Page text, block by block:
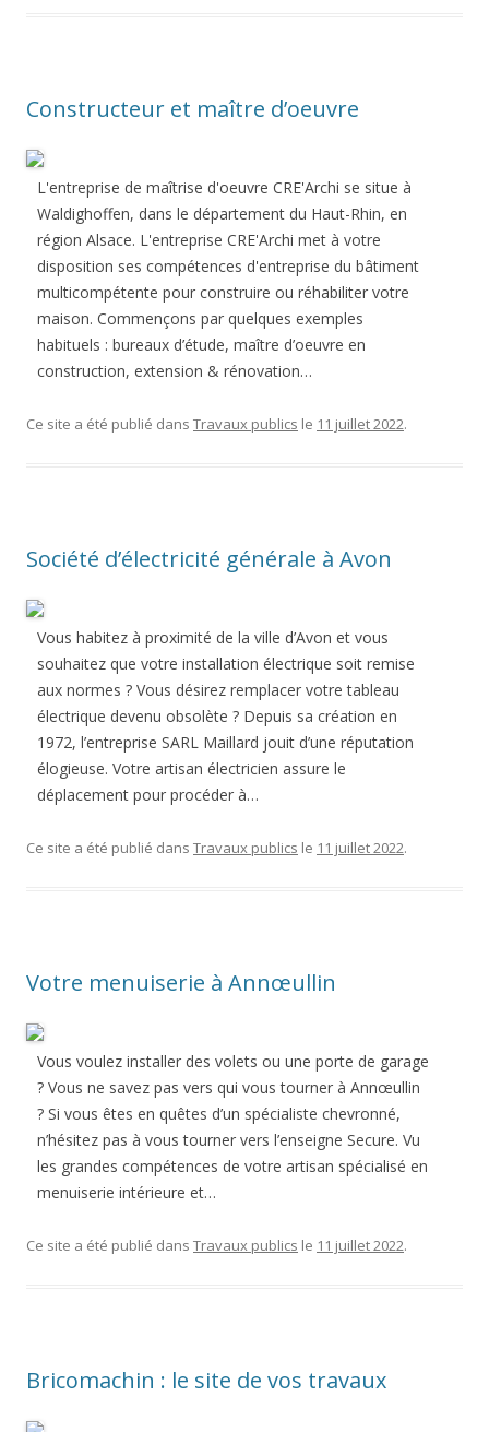
Constructeur et maître d’oeuvre
L'entreprise de maîtrise d'oeuvre CRE'Archi se situe à
Waldighoffen, dans le département du Haut-Rhin, en
région Alsace. L'entreprise CRE'Archi met à votre
disposition ses compétences d'entreprise du bâtiment
multicompétente pour construire ou réhabiliter votre
maison. Commençons par quelques exemples
habituels : bureaux d’étude, maître d’oeuvre en
construction, extension & rénovation…
Ce site a été publié dans Travaux publics le 11 juillet 2022.
Société d’électricité générale à Avon
Vous habitez à proximité de la ville d’Avon et vous
souhaitez que votre installation électrique soit remise
aux normes ? Vous désirez remplacer votre tableau
électrique devenu obsolète ? Depuis sa création en
1972, l’entreprise SARL Maillard jouit d’une réputation
élogieuse. Votre artisan électricien assure le
déplacement pour procéder à…
Ce site a été publié dans Travaux publics le 11 juillet 2022.
Votre menuiserie à Annœullin
Vous voulez installer des volets ou une porte de garage
? Vous ne savez pas vers qui vous tourner à Annœullin
? Si vous êtes en quêtes d’un spécialiste chevronné,
n’hésitez pas à vous tourner vers l’enseigne Secure. Vu
les grandes compétences de votre artisan spécialisé en
menuiserie intérieure et…
Ce site a été publié dans Travaux publics le 11 juillet 2022.
Bricomachin : le site de vos travaux